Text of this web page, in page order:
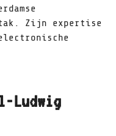
Zijn expertise
Ludwig